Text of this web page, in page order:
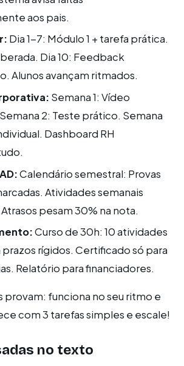
aos pais.
Dia 1-7: Módulo 1 + tarefa prática.
Dia 10: Feedback
Alunos avançam ritmados.
Semana 1: Vídeo
2: Teste prático. Semana
Dashboard RH
Calendário semestral: Provas
Atividades semanais
pesam 30% na nota.
Curso de 30h: 10 atividades
rígidos. Certificado só para
Relatório para financiadores.
provam: funciona no seu ritmo e
com 3 tarefas simples e escale!
no texto